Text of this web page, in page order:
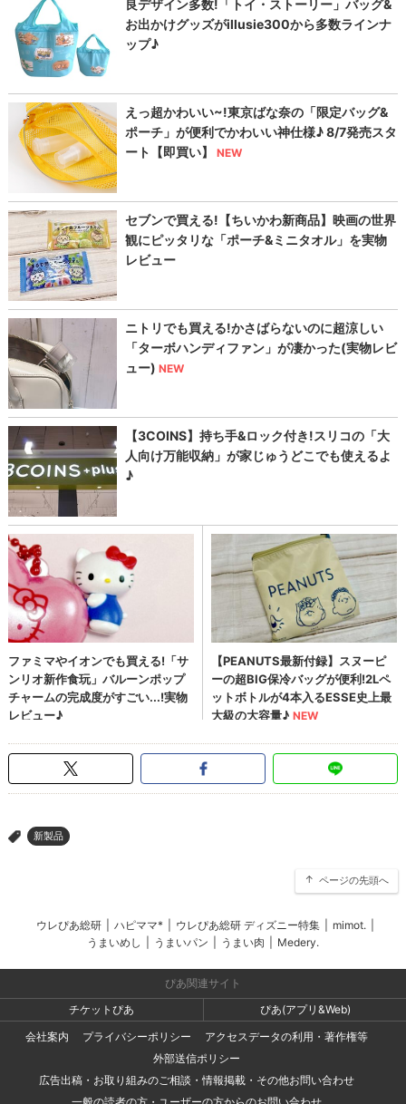
> 新製品
ページの先頭へ
ウレぴあ総研 ハピママ* ウレぴあ総研 ディズニー特集 mimot.
うまいめし
うまいパン うまい肉 Medery.
ぴあ関連サイト
チケットぴあ
ぴあ(アプリ&Web)
会社案内
プライバシーポリシー
アクセスデータの利用・著作権等
外部送信ポリシー
広告出稿・お取り組みのご相談・情報掲載・その他お問い合わせ